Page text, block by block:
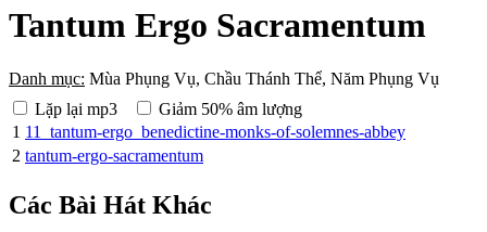
Tantum Ergo Sacramentum
Danh mục: Mùa Phụng Vụ, Chầu Thánh Thể, Năm Phụng Vụ
Lặp lại mp3
Giảm 50% âm lượng
1 11_tantum-ergo_benedictine-monks-of-solemnes-abbey
2 tantum-ergo-sacramentum
Các Bài Hát Khác